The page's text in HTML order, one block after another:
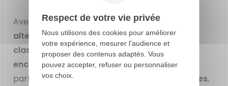
Avec le Tris,Fiat Professional propose une
alternative crédible aux fourgonnettes
classiquespour certains usages ciblés
encombrant, pluséconomiqueà l’usage et
parfaitementadapté aux contraintes urbaines,
Respect de votre vie privée
Nous utilisons des cookies pour améliorer
votre expérience, mesurer l'audience et
proposer des contenus adaptés. Vous
pouvez accepter, refuser ou personnaliser
vos choix.